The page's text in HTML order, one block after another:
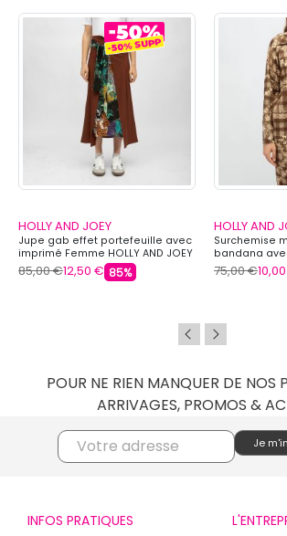
HOLLY AND JOEY
Jupe gab effet portefeuille avec
imprimé Femme HOLLY AND JOEY
85,00 €12,50 € 85%
HOLLY AND
Surchemise
bandana
Femme HOLLY
75,00 €
POUR NE RIEN MANQUER DE NOS
ARRIVAGES, PROMOS &
INFOS PRATIQUES